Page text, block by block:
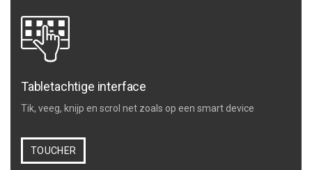
Tabletachtige interface
Tik, veeg, knijp en scrol net zoals op een smart device
TOUCHER